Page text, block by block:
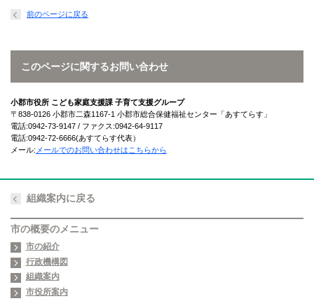
前のページに戻る
このページに関するお問い合わせ
小郡市役所 こども家庭支援課 子育て支援グループ
〒838-0126 小郡市二森1167-1 小郡市総合保健福祉センター「あすてらす」
電話:0942-73-9147 / ファクス:0942-64-9117
電話:0942-72-6666(あすてらす代表）
メール: メールでのお問い合わせはこちらから
組織案内に戻る
市の概要のメニュー
市の紹介
行政機構図
組織案内
市役所案内